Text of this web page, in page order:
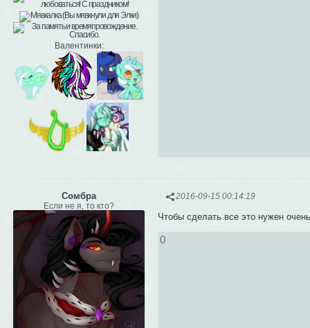
Валентинки:
2016-09-15 00:14:19
Сомбра
Если не я, то кто?
Чтобы сделать все это нужен
0